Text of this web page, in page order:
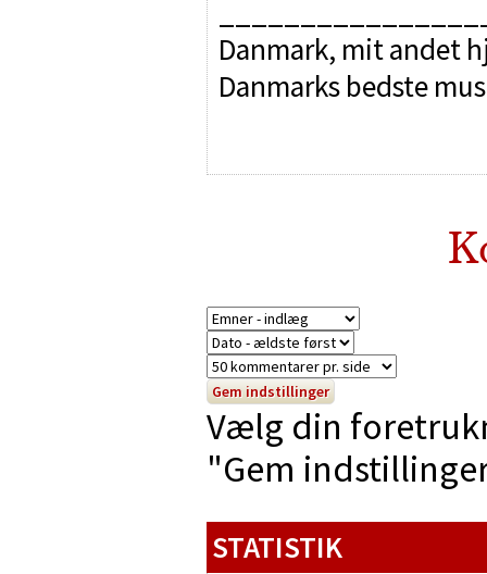
Danmark, mit andet
Danmarks bedste
Vælg din
"Gem
STATISTIK